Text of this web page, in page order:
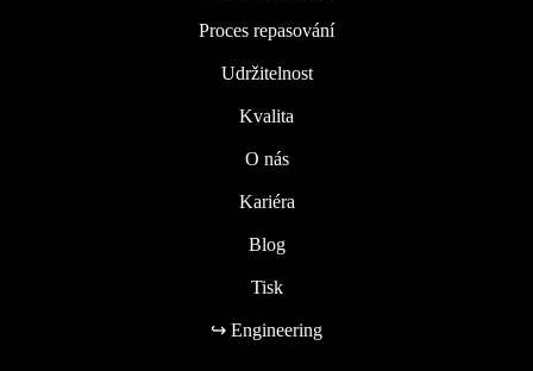
Proces repasování
Udržitelnost
Kvalita
O nás
Kariéra
Blog
Tisk
↪ Engineering